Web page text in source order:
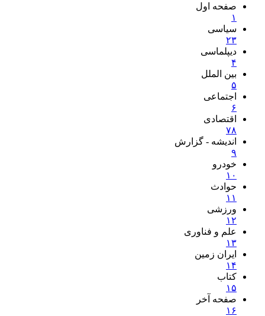
صفحه اول
۱
سیاسی
۲۳
دیپلماسی
۴
بین الملل
۵
اجتماعی
۶
اقتصادی
۷۸
اندیشه - گزارش
۹
خودرو
۱۰
حوادث
۱۱
ورزشی
۱۲
علم و فناوری
۱۳
ایران زمین
۱۴
کتاب
۱۵
صفحه آخر
۱۶